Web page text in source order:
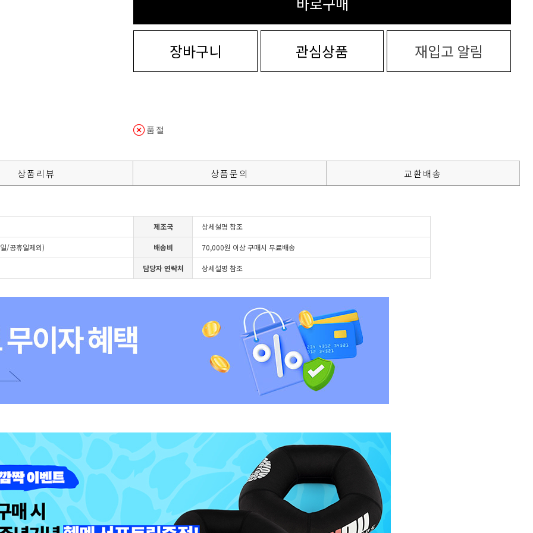
장바구니 관심상품 재입고 알림
품절
상품리뷰 상품문의 교환배송
제조국 상세설명 참조
/공휴일제외) 배송비 70,000원 이상 구매시 무료배송
담당자 연락처 상세설명 참조